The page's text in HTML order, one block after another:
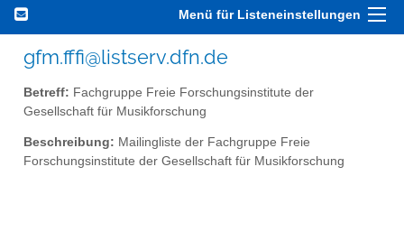
Menü für Listeneinstellungen
gfm.fffi@listserv.dfn.de
Betreff: Fachgruppe Freie Forschungsinstitute der
Gesellschaft für Musikforschung
Beschreibung: Mailingliste der Fachgruppe Freie
Forschungsinstitute der Gesellschaft für Musikforschung